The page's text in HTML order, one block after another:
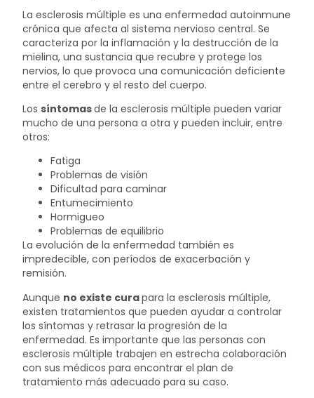
La esclerosis múltiple es una enfermedad autoinmune
crónica que afecta al sistema nervioso central. Se
caracteriza por la inflamación y la destrucción de la
mielina, una sustancia que recubre y protege los
nervios, lo que provoca una comunicación deficiente
entre el cerebro y el resto del cuerpo.
Lossíntomasde la esclerosis múltiple pueden variar
mucho de una persona a otra y pueden incluir, entre
otros:
Fatiga
Problemas de visión
Dificultad para caminar
Entumecimiento
Hormigueo
Problemas de equilibrio
La evolución de la enfermedad también es
impredecible, con períodos de exacerbación y
remisión.
Aunque no existe curapara la esclerosis múltiple,
existen tratamientos que pueden ayudar a controlar
los síntomas y retrasar la progresión de la
enfermedad. Es importante que las personas con
esclerosis múltiple trabajen en estrecha colaboración
con sus médicos para encontrar el plan de
tratamiento más adecuado para su caso.